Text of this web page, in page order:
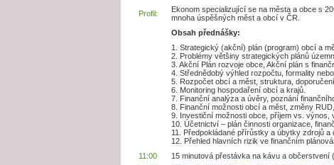
Profil:
Ekonom specializující se na města a obce s
mnoha úspěšných měst a obcí v ČR.
Obsah přednášky:
1. Strategický (akční) plán (program) obcí a
2. Problémy většiny strategických plánů
3. Akční Plán rozvoje obce, Akční plán s
4. Střednědobý výhled rozpočtu, formality
5. Rozpočet obcí a měst, struktura,
6. Monitoring hospodaření obcí a krajů.
7. Finanční analýza a úvěry, poznání
8. Finanční možnosti obcí a měst, změny
9. Investiční možnosti obce, příjem vs. výnos,
10. Účetnictví – plán činnosti organizace,
11. Předpokládané přírůstky a úbytky zdrojů a
12. Přehled hlavních rizik ve finančním
11:00
15 minutová přestávka na kávu a občerstvení